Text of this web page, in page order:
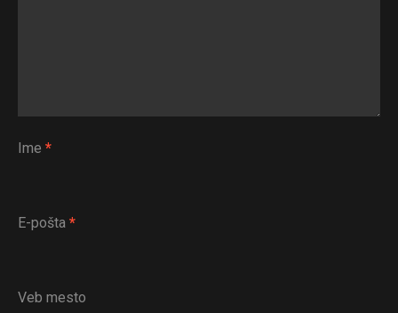
Ime *
E-pošta *
Veb mesto